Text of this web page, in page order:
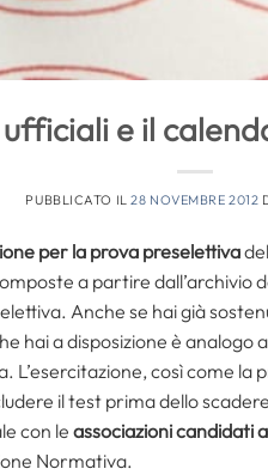
e il
PUBBLICATO IL28 NOVEMBRE 2012
per la prova preselettiva
a partire
Anche se hai già
a disposizione è analogo
L’esercitazione, così come
il test prima dello
con le associazioni candidati
Normativa.